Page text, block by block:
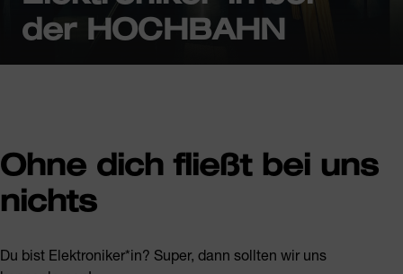
der HOCHBAHN
Ohne dich fließt bei uns
nichts
Du bist Elektroniker*in? Super, dann sollten wir uns